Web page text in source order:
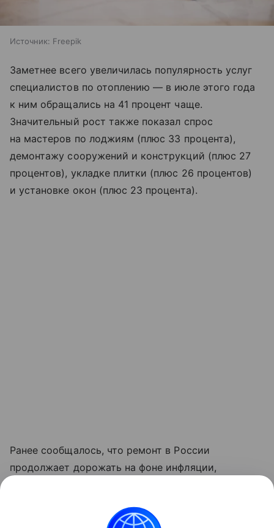
Источник: Freepik
Заметнее всего увеличилась популярность услуг
специалистов по отоплению — в июле этого года
к ним обращались на 41 процент чаще.
Значительный рост также показал спрос
на мастеров по лоджиям (плюс 33 процента),
демонтажу сооружений и конструкций (плюс 27
процентов), укладке плитки (плюс 26 процентов)
и установке окон (плюс 23 процента).
Ранее сообщалось, что ремонт в России
продолжает дорожать на фоне инфляции,
оказался ниже прогнозов.